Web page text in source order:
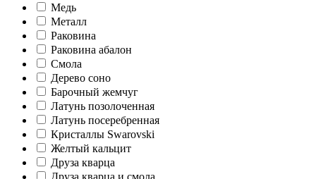
Медь
Металл
Раковина
Раковина абалон
Смола
Дерево соно
Барочный жемчуг
Латунь позолоченная
Латунь посеребренная
Кристаллы Swarovski
Желтый кальцит
Друза кварца
Друза кварца и смола